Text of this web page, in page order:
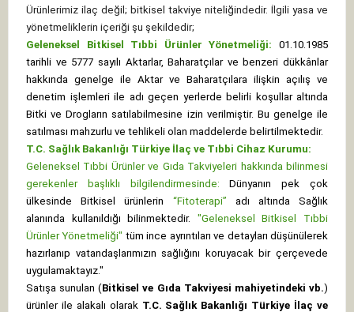
Ürünlerimiz ilaç değil; bitkisel takviye niteliğindedir. İlgili yasa ve
yönetmeliklerin içeriği şu şekildedir;
Geleneksel Bitkisel Tıbbi Ürünler Yönetmeliği: 01.10.1985
tarihli ve 5777 sayılı Aktarlar, Baharatçılar ve benzeri dükkânlar
hakkında genelge ile Aktar ve Baharatçılara ilişkin açılış ve
denetim işlemleri ile adı geçen yerlerde belirli koşullar altında
Bitki ve Drogların satılabilmesine izin verilmiştir. Bu genelge ile
satılması mahzurlu ve tehlikeli olan maddelerde belirtilmektedir.
T.C. Sağlık Bakanlığı Türkiye İlaç ve Tıbbi Cihaz Kurumu:
Geleneksel Tıbbi Ürünler ve Gıda Takviyeleri hakkında bilinmesi
gerekenler başlıklı bilgilendirmesinde:
Dünyanın pek çok
ülkesinde Bitkisel ürünlerin “Fitoterapi” adı altında Sağlık
alanında kullanıldığı bilinmektedir. "Geleneksel Bitkisel Tıbbi
Ürünler Yönetmeliği" tüm ince ayrıntıları ve detayları düşünülerek
hazırlanıp vatandaşlarımızın sağlığını koruyacak bir çerçevede
uygulamaktayız."
Satışa sunulan (Bitkisel ve Gıda Takviyesi mahiyetindeki vb.)
ürünler ile alakalı olarak T.C. Sağlık Bakanlığı Türkiye İlaç ve